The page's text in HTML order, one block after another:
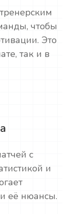
чтобы
Это
так и в
с
и
её нюансы.